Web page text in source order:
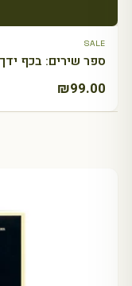
SALE
ספר שירים: בכף
₪99.00